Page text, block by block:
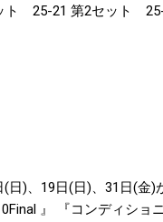
ト 25-21 第2セット
間に2セットを取られ
全日本バレーボール大
。 さくま
)、19日(日)、31日(金)
』 『コンディショ